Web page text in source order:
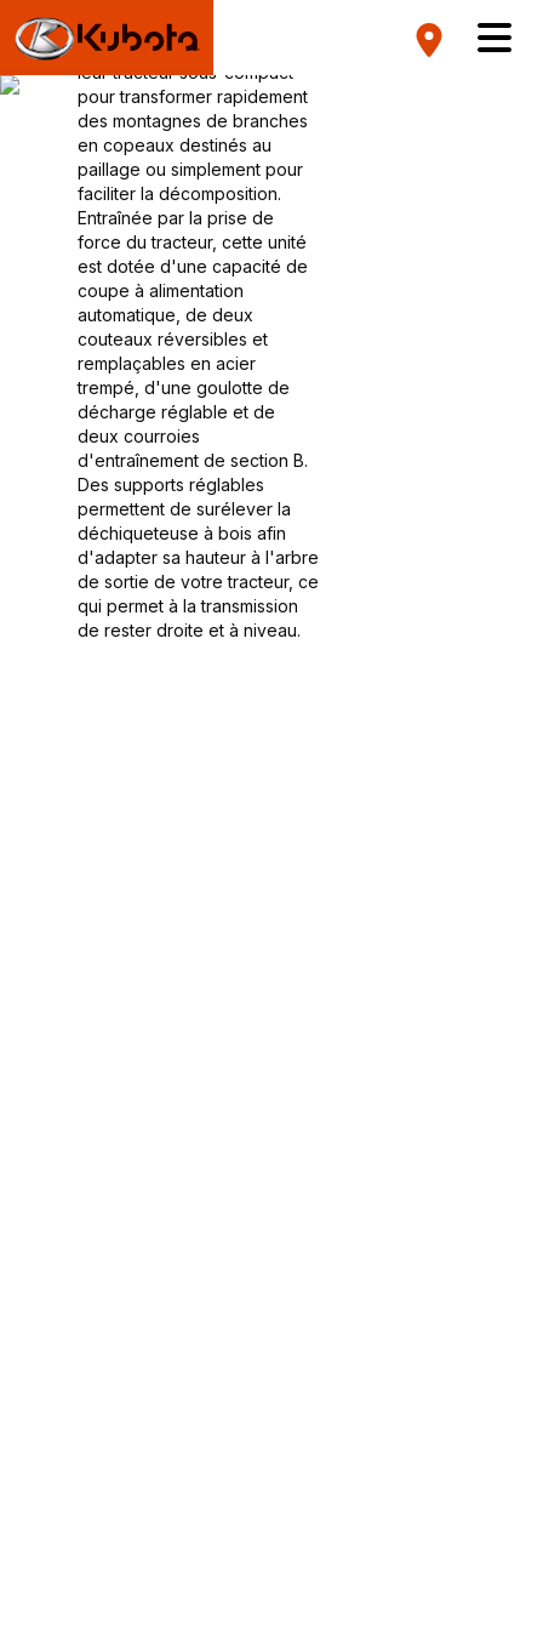
peuvent utiliser une
déchiqueteuse Land Pride et
leur tracteur sous-compact
pour transformer rapidement
des montagnes de branches
en copeaux destinés au
paillage ou simplement pour
faciliter la décomposition.
Entraînée par la prise de
force du tracteur, cette unité
est dotée d'une capacité de
coupe à alimentation
automatique, de deux
couteaux réversibles et
remplaçables en acier
trempé, d'une goulotte de
décharge réglable et de
deux courroies
d'entraînement de section B.
Des supports réglables
permettent de surélever la
déchiqueteuse à bois afin
d'adapter sa hauteur à l'arbre
de sortie de votre tracteur, ce
qui permet à la transmission
de rester droite et à niveau.